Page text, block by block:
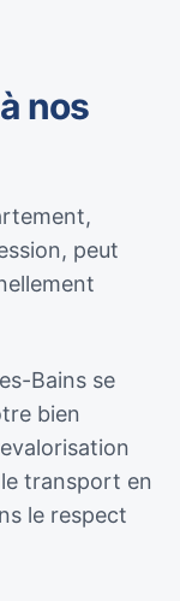
nos
peut
Bains se
bien
transport en
le respect